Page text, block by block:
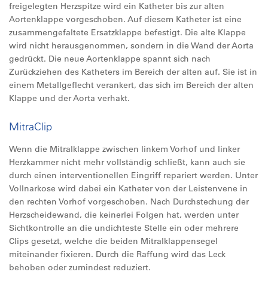
freigelegten Herzspitze wird ein Katheter bis zur alten
Aortenklappe vorgeschoben. Auf diesem Katheter ist eine
zusammengefaltete Ersatzklappe befestigt. Die alte Klappe
wird nicht herausgenommen, sondern in die Wand der Aorta
gedrückt. Die neue Aortenklappe spannt sich nach
Zurückziehen des Katheters im Bereich der alten auf. Sie ist in
einem Metallgeflecht verankert, das sich im Bereich der alten
Klappe und der Aorta verhakt.
MitraClip
Wenn die Mitralklappe zwischen linkem Vorhof und linker
Herzkammer nicht mehr vollständig schließt, kann auch sie
durch einen interventionellen Eingriff repariert werden. Unter
Vollnarkose wird dabei ein Katheter von der Leistenvene in
den rechten Vorhof vorgeschoben. Nach Durchstechung der
Herzscheidewand, die keinerlei Folgen hat, werden unter
Sichtkontrolle an die undichteste Stelle ein oder mehrere
Clips gesetzt, welche die beiden Mitralklappensegel
miteinander fixieren. Durch die Raffung wird das Leck
behoben oder zumindest reduziert.